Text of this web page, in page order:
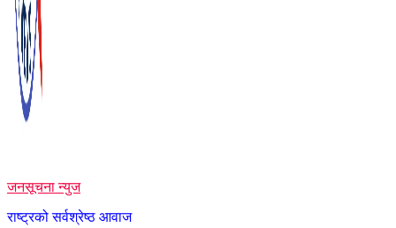
जनसूचना न्युज
राष्ट्रको सर्वश्रेष्ठ आवाज